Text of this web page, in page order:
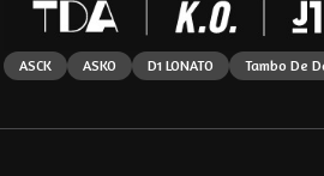
ASCK ASKO D1 LONATO Tambo De